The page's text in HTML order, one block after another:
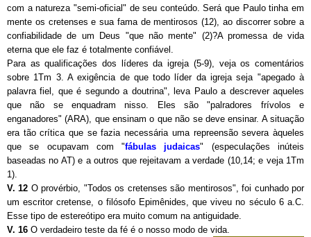
com a natureza "semi-oficial" de seu conteúdo. Será que Paulo tinha em
mente os cretenses e sua fama de mentirosos (12), ao discorrer sobre a
confiabilidade de um Deus "que não mente" (2)?A promessa de vida
eterna que ele faz é totalmente confiável.
Para as qualificações dos líderes da igreja (5-9), veja os comentários
sobre 1Tm 3. A exigência de que todo líder da igreja seja "apegado à
palavra fiel, que é segundo a doutrina", leva Paulo a descrever aqueles
que não se enquadram nisso. Eles são "palradores frívolos e
enganadores" (ARA), que ensinam o que não se deve ensinar. A situação
era tão crítica que se fazia necessária uma repreensão severa àqueles
que se ocupavam com "fábulas judaicas" (especulações inúteis
baseadas no AT) e a outros que rejeitavam a verdade (10,14; e veja 1Tm
1).
V. 12 O provérbio, "Todos os cretenses são mentirosos", foi cunhado por
um escritor cretense, o filósofo Epimênides, que viveu no século 6 a.C.
Esse tipo de estereótipo era muito comum na antiguidade.
V. 16 O verdadeiro teste da fé é o nosso modo de vida.